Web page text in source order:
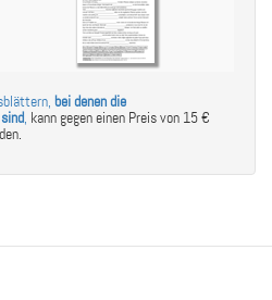
bei denen die
, kann gegen einen Preis von 15 €